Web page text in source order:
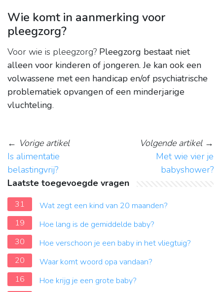
Wie komt in aanmerking voor
pleegzorg?
Voor wie is pleegzorg? Pleegzorg bestaat niet
alleen voor kinderen of jongeren. Je kan ook een
volwassene met een handicap en/of psychiatrische
problematiek opvangen of een minderjarige
vluchteling.
← Vorige artikel
Is alimentatie
belastingvrij?
Volgende artikel→
Met wie vier je
babyshower?
Laatste toegevoegde vragen
31
Wat zegt een kind van 20 maanden?
19
Hoe lang is de gemiddelde baby?
30
Hoe verschoon je een baby in het vliegtuig?
20
Waar komt woord opa vandaan?
16
Hoe krijg je een grote baby?